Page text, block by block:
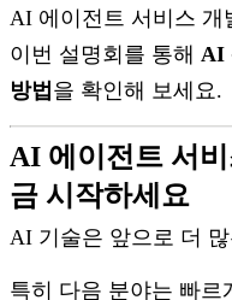
AI 에이전트 서비스 개
이번 설명회를 통해 AI
방법 을 확인해 보세요.
AI 에이전트 서
금 시작하세요
AI 기술은 앞으로 더
특히 다음 분야는 빠르